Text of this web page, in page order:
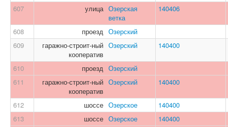
607 улица Озерская
ветка
140406
608 проезд Озерский
609
гаражно-строит-ный
кооператив
Озерский 140400
610 проезд Озерский
611
гаражно-строит-ный
кооператив
Озерский 140400
612 шоссе Озерское
140400
613
шоссе Озерское
140400